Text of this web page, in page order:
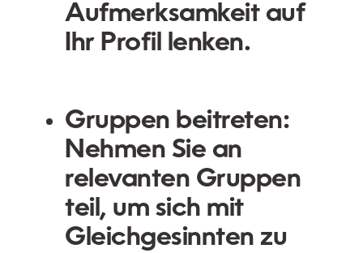
Aufmerksamkeit auf
Ihr Profil lenken.
Gruppen beitreten:
Nehmen Sie an
relevanten Gruppen
teil, um sich mit
Gleichgesinnten zu